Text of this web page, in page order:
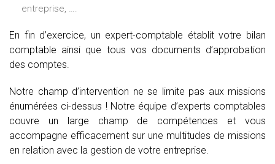
entreprise, ….
En fin d’exercice, un expert-comptable établit votre bilan
comptable ainsi que tous vos documents d’approbation
des comptes.
Notre champ d’intervention ne se limite pas aux missions
énumérées ci-dessus ! Notre équipe d’experts comptables
couvre un large champ de compétences et vous
accompagne efficacement sur une multitudes de missions
en relation avec la gestion de votre entreprise.